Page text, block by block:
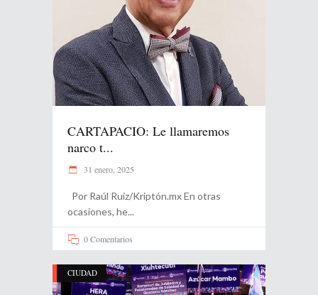
CARTAPACIO: Le llamaremos
narco t...
31 enero, 2025
Por Raúl Ruiz/Kriptón.mx En otras
ocasiones, he
0 Comentarios
CIUDAD